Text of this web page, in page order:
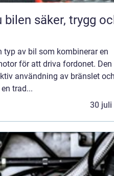
typ av bil som kombinerar en
för att driva fordonet. Den
användning av bränslet
trad...
30 juli